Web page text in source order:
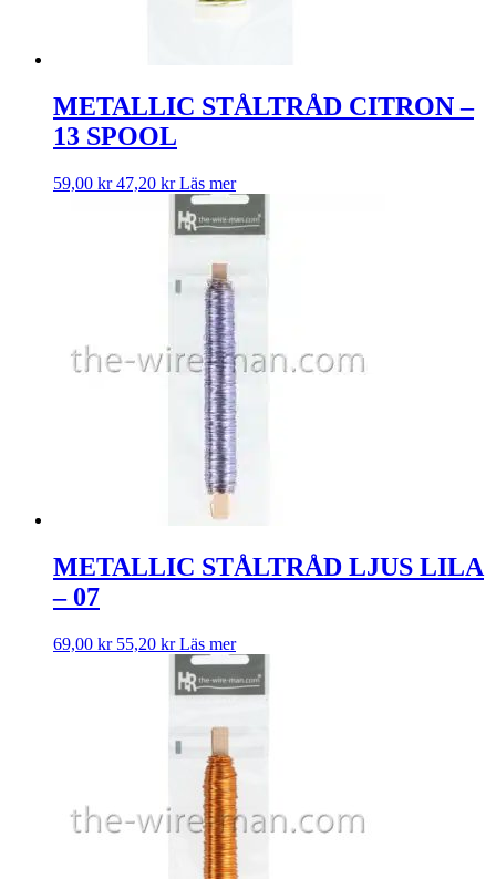
METALLIC STÅLTRÅD CITRON –
13 SPOOL
59,00 kr 47,20 kr Läs mer
METALLIC STÅLTRÅD LJUS LILA
– 07
69,00 kr 55,20 kr Läs mer